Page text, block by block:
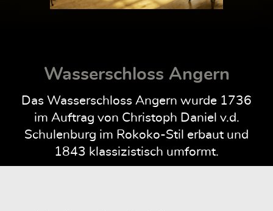
Wasserschloss Angern
Das Wasserschloss Angern wurde 1736
im Auftrag von Christoph Daniel v.d.
Schulenburg im Rokoko-Stil erbaut und
1843 klassizistisch umformt.